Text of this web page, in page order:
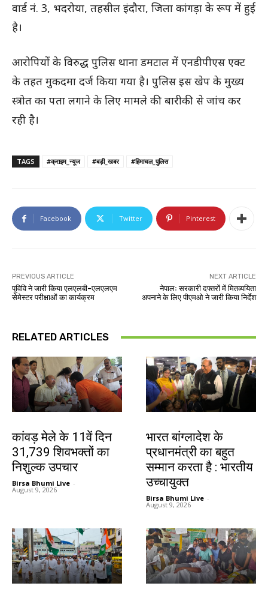
वार्ड नं. 3, भदरोया, तहसील इंदौरा, जिला कांगड़ा के रूप में हुई
है।
आरोपियों के विरुद्ध पुलिस थाना डमटाल में एनडीपीएस एक्ट
के तहत मुकदमा दर्ज किया गया है। पुलिस इस खेप के मुख्य
स्त्रोत का पता लगाने के लिए मामले की बारीकी से जांच कर
रही है।
TAGS #क्राइम_न्यूज #बड़ी_खबर #हिमाचल_पुलिस
Facebook Twitter Pinterest
PREVIOUS ARTICLE
पूविवि ने जारी किया एलएलबी-एलएलएम
सेमेस्टर परीक्षाओं का कार्यक्रम
NEXT ARTICLE
नेपालः सरकारी दफ्तरों में मितव्ययिता
अपनाने के लिए पीएमओ ने जारी किया निर्देश
RELATED ARTICLES
कांवड़ मेले के 11वें दिन
31,739 शिवभक्तों का
निशुल्क उपचार
Birsa Bhumi Live -
August 9, 2026
भारत बांग्लादेश के
प्रधानमंत्री का बहुत
सम्मान करता है : भारतीय
उच्चायुक्त
Birsa Bhumi Live -
August 9, 2026